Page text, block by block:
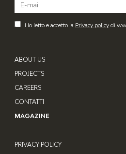
ABOUT US
PROJECTS
CAREERS
CONTATTI
MAGAZINE
PRIVACY POLICY
Ho letto e accetto la Privacy policy di